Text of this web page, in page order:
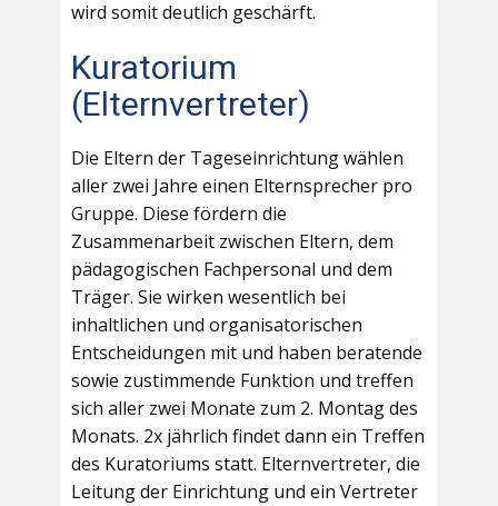
wird somit deutlich geschärft.
Kuratorium
(Elternvertreter)
Die Eltern der Tageseinrichtung wählen
aller zwei Jahre einen Elternsprecher pro
Gruppe. Diese fördern die
Zusammenarbeit zwischen Eltern, dem
pädagogischen Fachpersonal und dem
Träger. Sie wirken wesentlich bei
inhaltlichen und organisatorischen
Entscheidungen mit und haben beratende
sowie zustimmende Funktion und treffen
sich aller zwei Monate zum 2. Montag des
Monats. 2x jährlich findet dann ein Treffen
des Kuratoriums statt. Elternvertreter, die
Leitung der Einrichtung und ein Vertreter